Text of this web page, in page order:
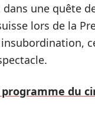
une quête
lors de la
programme du